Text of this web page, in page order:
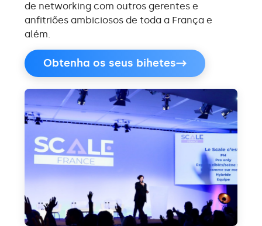
de networking com outros gerentes e
anfitriões ambiciosos de toda a França e
além.
Obtenha os seus bihetes